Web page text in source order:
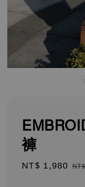
褲
Sale
NT$ 1,980